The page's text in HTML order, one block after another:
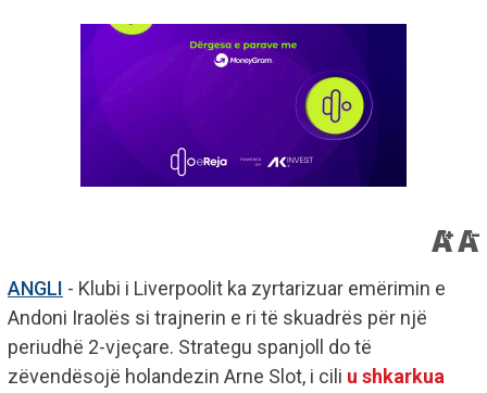
ANGLI - Klubi i Liverpoolit ka zyrtarizuar emërimin e
Andoni Iraolës si trajnerin e ri të skuadrës për një
periudhë 2-vjeçare. Strategu spanjoll do të
zëvendësojë holandezin Arne Slot, i cili u shkarkua